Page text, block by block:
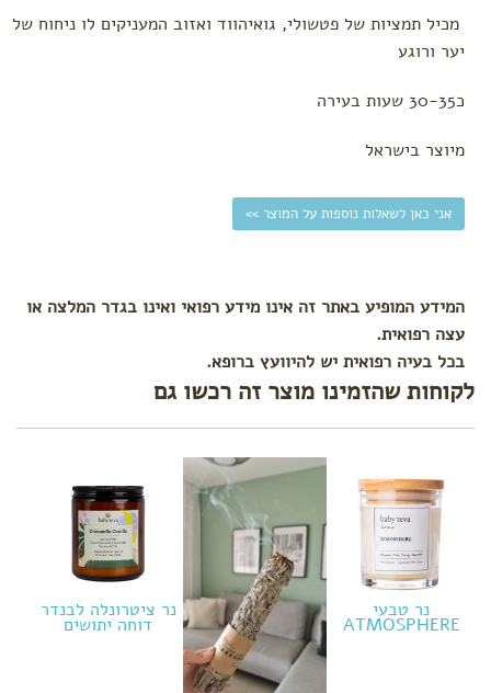
הרגעה,
אנרגיה
ושיפור
ורגליים
נפוחות
עיסוי
פרינאום
מכיל תמציות של פטשולי, גואיהווד ואזוב המעניקים לו ניחוח של
יער ורוגע
כ30-35 שעות בעירה
מיוצר בישראל
אני כאן לשאלות נוספות על המוצר >>
המידע המופיע באתר זה אינו מידע רפואי ואינו בגדר המלצה או
עצה רפואית.
בכל בעיה רפואית יש להיוועץ ברופא.
לקוחות שהזמינו מוצר זה רכשו גם
נר טבעי
ATMOSPHERE
נר ציטרונלה לבנדר
דוחה יתושים